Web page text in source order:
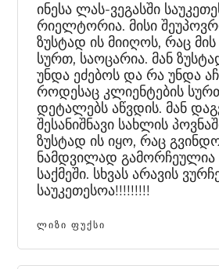
ინესა ლას-ვეგასში
რიელტორია. მისი
ზუსტად ის მიიღოს, რაც
სურთ, საოცარია. მან
უნდა ეძებოს და რა უნდა
როდესაც კლიენტების
დეტალებს აწვდის. მან
შესანიშნავი სახლის
ზუსტად ის იყო, რაც
ნამდვილად გამორჩეულია
საქმეში. სხვას არავის
საუკეთესოა!!!!!!!!!
ᲚᲘᲖᲘ ᲤᲣᲥᲡᲘ